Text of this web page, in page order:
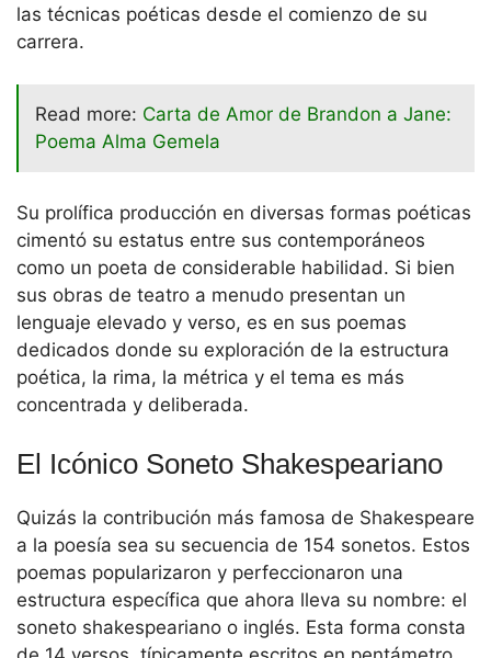
las técnicas poéticas desde el comienzo de su
carrera.
Read more: Carta de Amor de Brandon a Jane:
Poema Alma Gemela
Su prolífica producción en diversas formas poéticas
cimentó su estatus entre sus contemporáneos
como un poeta de considerable habilidad. Si bien
sus obras de teatro a menudo presentan un
lenguaje elevado y verso, es en sus poemas
dedicados donde su exploración de la estructura
poética, la rima, la métrica y el tema es más
concentrada y deliberada.
El Icónico Soneto Shakespeariano
Quizás la contribución más famosa de Shakespeare
a la poesía sea su secuencia de 154 sonetos. Estos
poemas popularizaron y perfeccionaron una
estructura específica que ahora lleva su nombre: el
soneto shakespeariano o inglés. Esta forma consta